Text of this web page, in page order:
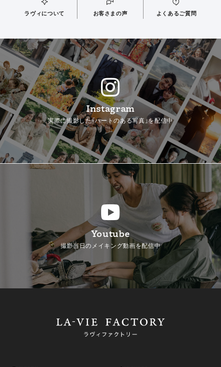
ラヴィについて お客さまの声 よくあるご質問
Instagram
実際に撮影した「ハートのある写真」を配信中
Youtube
撮影当日のメイキング動画を配信中